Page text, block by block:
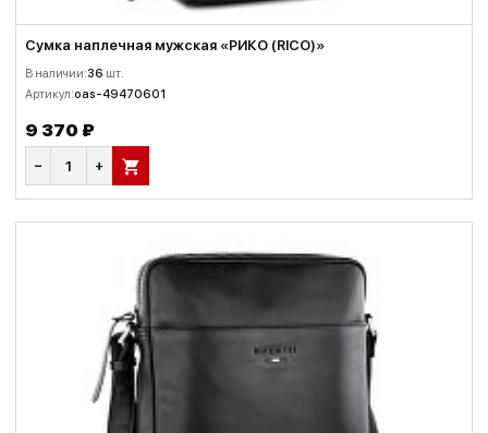
Сумка наплечная мужская «РИКО (RICO)»
В наличии:36 шт.
Артикул:oas-49470601
9 370 ₽
− + В КОРЗИНУ